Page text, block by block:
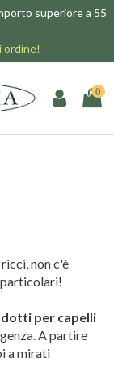
superiore a 55
ordine!
0
non c'è
per capelli
A partire
a mirati